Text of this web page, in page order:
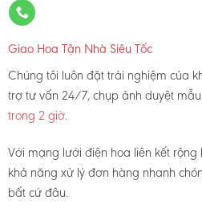
Giao Hoa Tận Nhà Siêu Tốc
Chúng tôi luôn đặt trải nghiệm của
trợ tư vấn 24/7, chụp ảnh duyệt
trong 2 giờ.
Với mạng lưới điện hoa liên kết rộng
khả năng xử lý đơn hàng nhanh
bất cứ đâu.